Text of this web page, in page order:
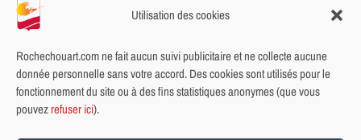
Utilisation des cookies
Rochechouart.com ne fait aucun suivi publicitaire et ne collecte aucune
donnée personnelle sans votre accord. Des cookies sont utilisés pour le
fonctionnement du site ou à des fins statistiques anonymes (que vous
pouvezrefuser ici).
Actus, météo, travaux…
Ne ratez plus les infos locales
Abonnement rapide et gratuit
INSCRIVEZ-VOUS